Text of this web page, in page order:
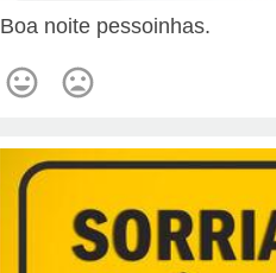
Boa noite pessoinhas.